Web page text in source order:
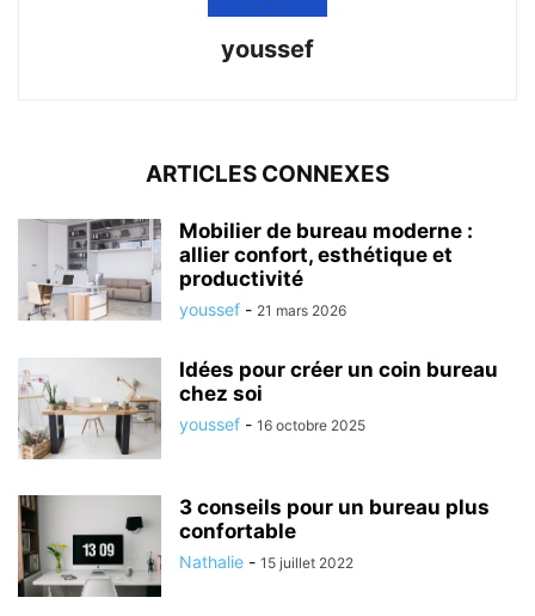
youssef
ARTICLES CONNEXES
Mobilier de bureau moderne :
allier confort, esthétique et
productivité
youssef - 21 mars 2026
Idées pour créer un coin bureau
chez soi
youssef - 16 octobre 2025
3 conseils pour un bureau plus
confortable
Nathalie - 15 juillet 2022